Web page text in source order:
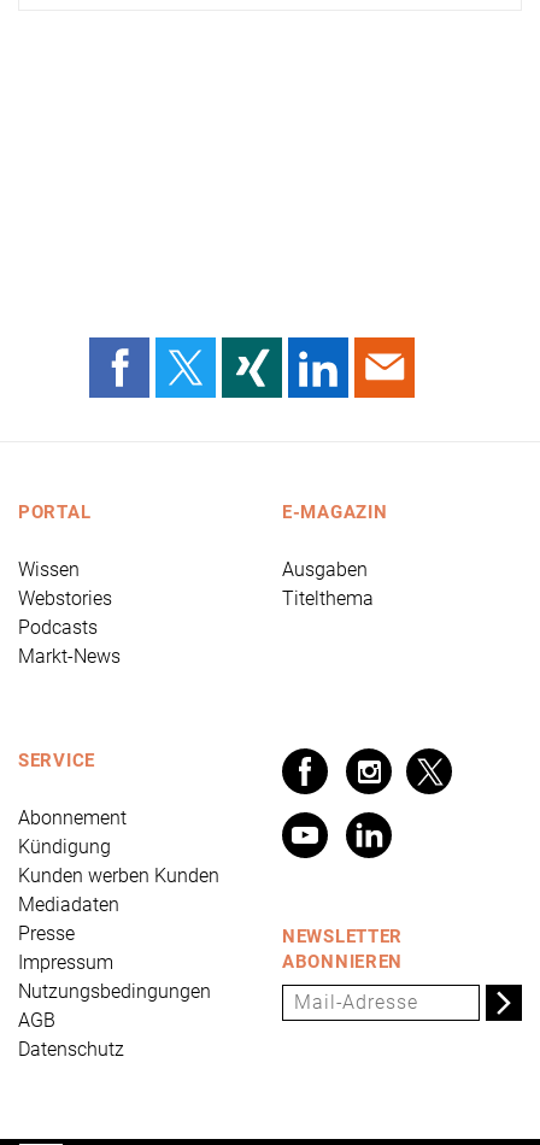
PORTAL
Wissen
Webstories
Podcasts
Markt-News
E-MAGAZIN
Ausgaben
Titelthema
SERVICE
Abonnement
Kündigung
Kunden werben Kunden
Mediadaten
Presse
Impressum
Nutzungsbedingungen
AGB
Datenschutz
NEWSLETTER
ABONNIEREN